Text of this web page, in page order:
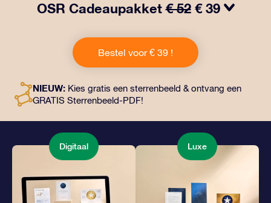
OSR Cadeaupakket€ 52 € 39
cadeau bevat een prachtige envelop en
gepersonaliseerde documenten die naar een adres
naar keuze worden verzonden, evenals digitale
een magische manier om een blijvend cadeau te geven
aan vrienden en dierbaren.
Bestel voor € 39 !
NIEUW: Kies gratis een sterrenbeeld & ontvang een
GRATIS Sterrenbeeld-PDF!
Digitaal Luxe